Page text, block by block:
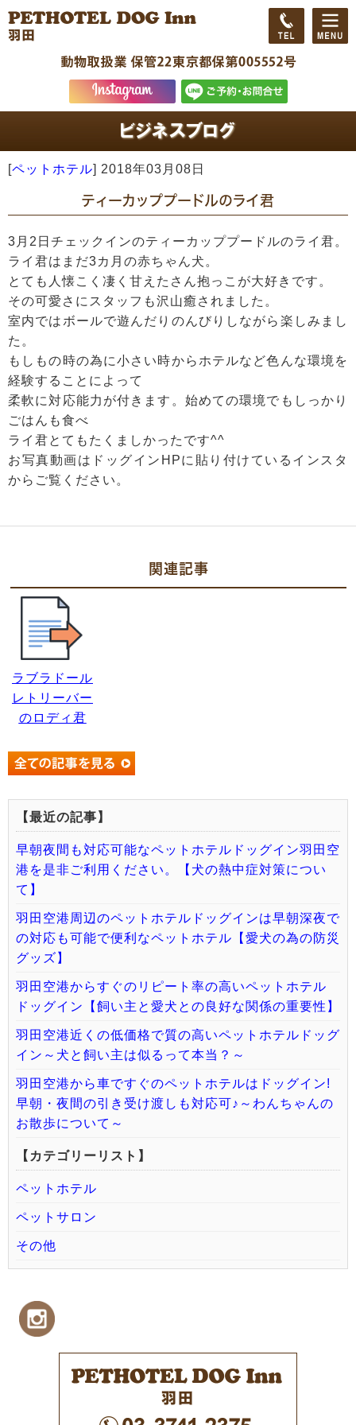
[ペットホテル] 2018年03月08日
ティーカッププードルのライ君
3月2日チェックインのティーカッププードルのライ君。
ライ君はまだ3カ月の赤ちゃん犬。
とても人懐こく凄く甘えたさん抱っこが大好きです。
その可愛さにスタッフも沢山癒されました。
室内ではボールで遊んだりのんびりしながら楽しみまし
た。
もしもの時の為に小さい時からホテルなど色んな環境を
経験することによって
柔軟に対応能力が付きます。始めての環境でもしっかり
ごはんも食べ
ライ君とてもたくましかったです^^
お写真動画はドッグインHPに貼り付けているインスタ
からご覧ください。
関連記事
ラブラドール
レトリーバー
のロディ君
【最近の記事】
早朝夜間も対応可能なペットホテルドッグイン羽田空
港を是非ご利用ください。【犬の熱中症対策につい
て】
羽田空港周辺のペットホテルドッグインは早朝深夜で
の対応も可能で便利なペットホテル【愛犬の為の防災
グッズ】
羽田空港からすぐのリピート率の高いペットホテル
ドッグイン【飼い主と愛犬との良好な関係の重要性】
羽田空港近くの低価格で質の高いペットホテルドッグ
イン～犬と飼い主は似るって本当？～
羽田空港から車ですぐのペットホテルはドッグイン!
早朝・夜間の引き受け渡しも対応可♪～わんちゃんの
お散歩について～
【カテゴリーリスト】
ペットホテル
ペットサロン
その他